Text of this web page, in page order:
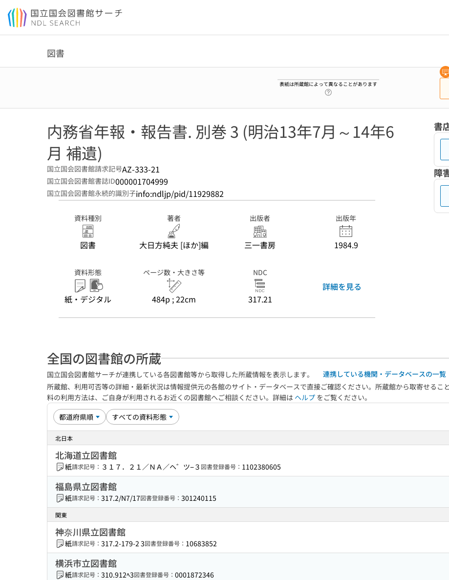
本文へ移動
図書
表紙は所蔵館によって異なることがあります
内務省年報・報告書. 別巻 3 (明治13年7月～14年6
月 補遺)
国立国会図書館請求記号AZ-333-21
国立国会図書館書誌ID000001704999
国立国会図書館永続的識別子info:ndljp/pid/11929882
資料種別
図書
著者
大日方純夫 [ほか]編
出版者
三一書房
出版年
1984.9
資料形態
紙・デジタル
ページ数・大きさ等
484p ; 22cm
NDC
317.21
詳細を見る
書
障
全国の図書館の所蔵
国立国会図書館サーチが連携している各図書館等から取得した所蔵情報を表示します。
連携している機関・データベースの一覧
所蔵館、利用可否等の詳細・最新状況は情報提供元の各館のサイト・データベースで直接ご確認ください。所蔵館から取寄せるこ
料の利用方法は、ご自身が利用されるお近くの図書館へご相談ください。詳細は ヘルプ をご覧ください。
北日本
北海道立図書館
紙請求記号： ３１７．２１／ＮＡ／ヘ゛ツ−３ 図書登録番号： 1102380605
福島県立図書館
紙請求記号： 317.2/N7/17図書登録番号： 301240115
関東
神奈川県立図書館
紙請求記号： 317.2-179-2 3図書登録番号： 10683852
横浜市立図書館
紙請求記号： 310.912ﾍ3図書登録番号： 0001872346